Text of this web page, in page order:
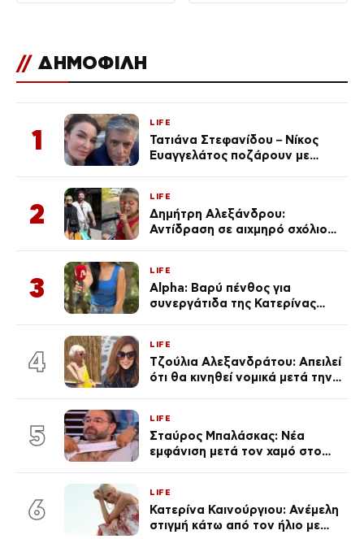
// ΔΗΜΟΦΙΛΗ
1
LIFE
Τατιάνα Στεφανίδου – Νίκος
Ευαγγελάτος ποζάρουν με
2
LIFE
Δημήτρη Αλεξάνδρου:
Αντίδραση σε αιχμηρό σχόλιο
3
LIFE
Alpha: Βαρύ πένθος για
συνεργάτιδα της Κατερίνας
του Θεού»
4
LIFE
Τζούλια Αλεξανδράτου: Απειλεί
ότι θα κινηθεί νομικά μετά την
5
LIFE
Σταύρος Μπαλάσκας: Νέα
εμφάνιση μετά τον χαμό στο
6
LIFE
Κατερίνα Καινούργιου: Ανέμελη
στιγμή κάτω από τον ήλιο με